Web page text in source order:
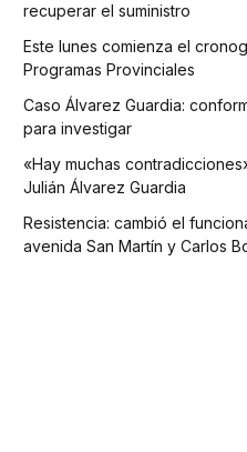
recuperar el suministro
Este lunes comienza el
Programas Provinciales
Caso Álvarez Guardia:
para investigar
«Hay muchas
Julián Álvarez Guardia
Resistencia: cambió el
avenida San Martín y Carlos